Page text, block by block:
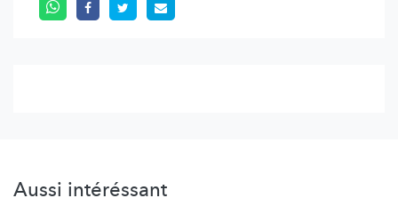
Aussi intéréssant